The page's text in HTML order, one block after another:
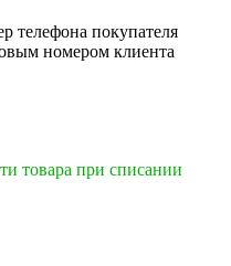
телефона покупателя
номером клиента
товара при списании